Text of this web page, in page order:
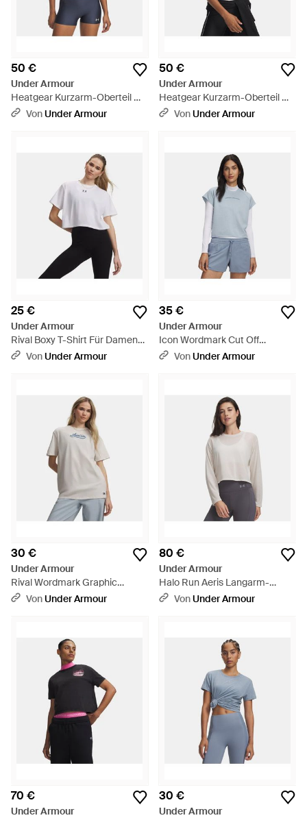
50 €
Under Armour
Heatgear Kurzarm-Oberteil Mit
Durchgehendem Zip Für
VonUnder Armour
50 €
Under Armour
Heatgear Kurzarm-Oberteil Mit
Durchgehendem Zip Für
VonUnder Armour
25 €
Under Armour
Rival Boxy T-Shirt Für Damen
Schwarz - Weiß
VonUnder Armour
35 €
Under Armour
Icon Wordmark Cut Off
Kurzarm-Oberteil Für Damen
VonUnder Armour
30 €
Under Armour
Rival Wordmark Graphic
Kurzarm-Oberteil Für Damen
VonUnder Armour
80 €
Under Armour
Halo Run Aeris Langarm-
Oberteil Für Damen Summit
VonUnder Armour
70 €
Under Armour
30 €
Under Armour